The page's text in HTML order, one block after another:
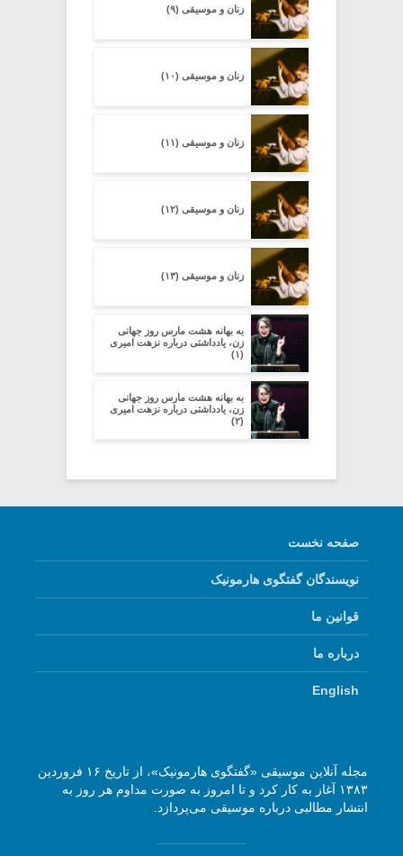
زنان و موسیقی (۹)
زنان و موسیقی (۱۰)
زنان و موسیقی (۱۱)
زنان و موسیقی (۱۲)
زنان و موسیقی (۱۳)
به بهانه هشت مارس روز جهانی
زن، یادداشتی درباره نزهت امیری
(۱)
به بهانه هشت مارس روز جهانی
زن، یادداشتی درباره نزهت امیری
(۲)
صفحه نخست
نویسندگان گفتگوی هارمونیک
قوانین ما
درباره ما
English
مجله آنلاین موسیقی «گفتگوی هارمونیک»، از تاریخ ۱۶ فروردین
۱۳۸۳ آغاز به کار کرد و تا امروز به صورت مداوم هر روز به
انتشار مطالبی درباره موسیقی می‌پردازد.